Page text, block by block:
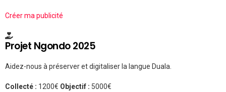
Créer ma publicité
Projet Ngondo 2025
Aidez-nous à préserver et digitaliser la langue Duala.
Collecté : 1200€ Objectif : 5000€